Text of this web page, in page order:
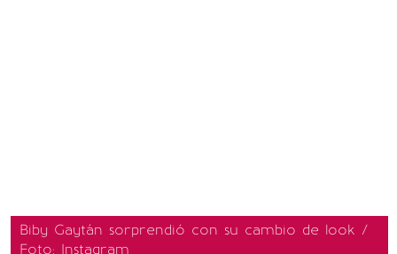
Biby Gaytán sorprendió con su cambio de look /
Foto: Instagram